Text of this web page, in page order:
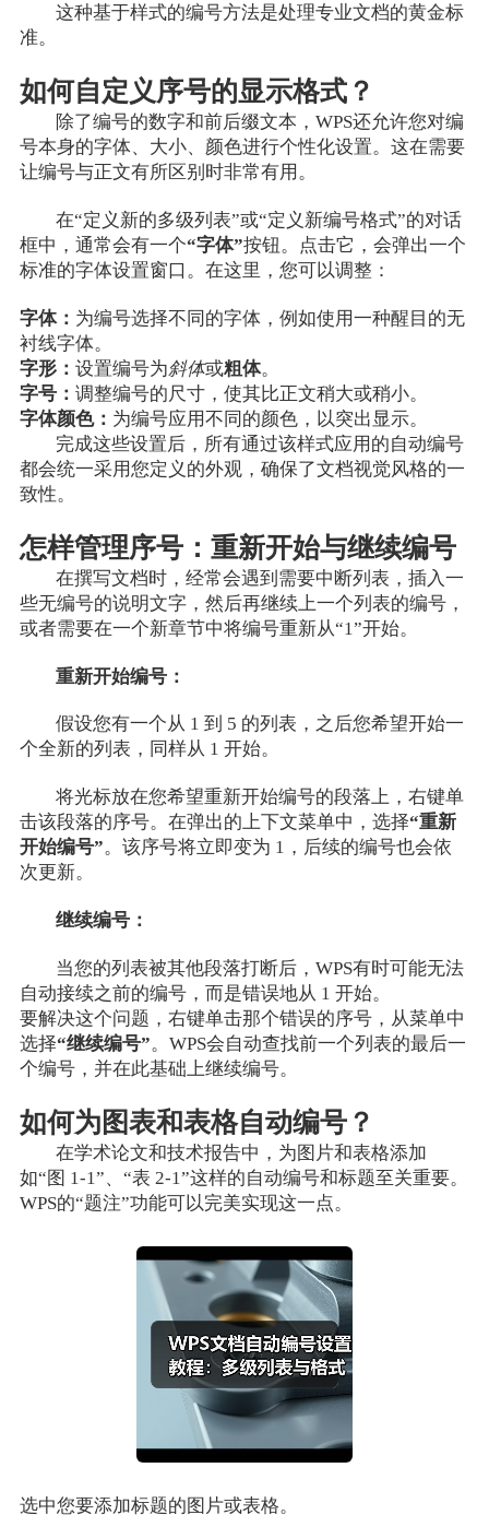
这种基于样式的编号方法是处理专业文档的黄金标
准。
如何自定义序号的显示格式？
除了编号的数字和前后缀文本，WPS还允许您对编
号本身的字体、大小、颜色进行个性化设置。这在需要
让编号与正文有所区别时非常有用。
在“定义新的多级列表”或“定义新编号格式”的对话
框中，通常会有一个“字体”按钮。点击它，会弹出一个
标准的字体设置窗口。在这里，您可以调整：
字体： 为编号选择不同的字体，例如使用一种醒目的无
衬线字体。
字形： 设置编号为斜体或粗体。
字号： 调整编号的尺寸，使其比正文稍大或稍小。
字体颜色： 为编号应用不同的颜色，以突出显示。
完成这些设置后，所有通过该样式应用的自动编号
都会统一采用您定义的外观，确保了文档视觉风格的一
致性。
怎样管理序号：重新开始与继续编号
在撰写文档时，经常会遇到需要中断列表，插入一
些无编号的说明文字，然后再继续上一个列表的编号，
或者需要在一个新章节中将编号重新从“1”开始。
重新开始编号：
假设您有一个从 1 到 5 的列表，之后您希望开始一
个全新的列表，同样从 1 开始。
将光标放在您希望重新开始编号的段落上，右键单
击该段落的序号。在弹出的上下文菜单中，选择“重新
开始编号”。该序号将立即变为 1，后续的编号也会依
次更新。
继续编号：
当您的列表被其他段落打断后，WPS有时可能无法
自动接续之前的编号，而是错误地从 1 开始。
要解决这个问题，右键单击那个错误的序号，从菜单中
选择“继续编号”。WPS会自动查找前一个列表的最后一
个编号，并在此基础上继续编号。
如何为图表和表格自动编号？
在学术论文和技术报告中，为图片和表格添加
如“图 1-1”、“表 2-1”这样的自动编号和标题至关重要。
WPS的“题注”功能可以完美实现这一点。
选中您要添加标题的图片或表格。